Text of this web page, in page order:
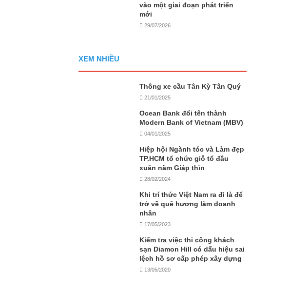
vào một giai đoạn phát triển
mới
29/07/2026
XEM NHIỀU
Thông xe cầu Tân Kỳ Tân Quý
21/01/2025
Ocean Bank đổi tên thành
Modern Bank of Vietnam (MBV)
04/01/2025
Hiệp hội Ngành tóc và Làm đẹp
TP.HCM tổ chức giỗ tổ đầu
xuân năm Giáp thìn
28/02/2024
Khi trí thức Việt Nam ra đi là để
trở về quê hương làm doanh
nhân
17/05/2023
Kiểm tra việc thi công khách
sạn Diamon Hill có dấu hiệu sai
lệch hồ sơ cấp phép xây dựng
13/05/2020